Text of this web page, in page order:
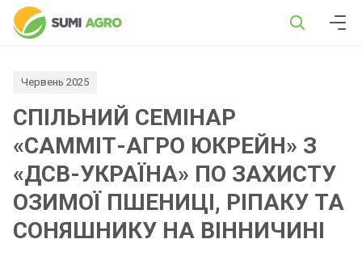
Червень 2025
СПІЛЬНИЙ СЕМІНАР
«САММІТ-АГРО ЮКРЕЙН» З
«ДСВ-УКРАЇНА» ПО ЗАХИСТУ
ОЗИМОЇ ПШЕНИЦІ, РІПАКУ ТА
СОНЯШНИКУ НА ВІННИЧИНІ